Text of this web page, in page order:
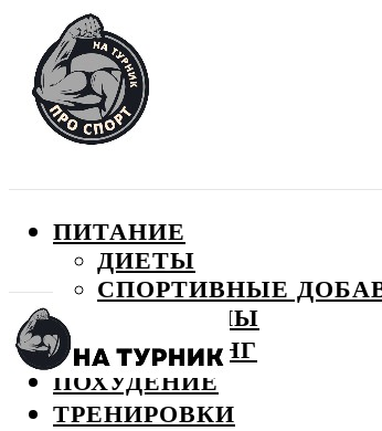
ПИТАНИЕ
ДИЕТЫ
СПОРТИВНЫЕ
ВИТАМИНЫ
БОДИБИЛДИНГ
ПОХУДЕНИЕ
ТРЕНИРОВКИ